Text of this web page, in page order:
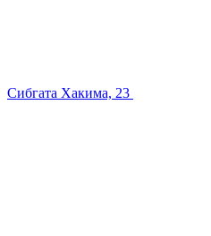
Сибгата Хакима, 23